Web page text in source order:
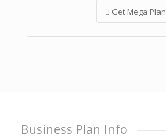
Get Mega Plan
Business Plan Info